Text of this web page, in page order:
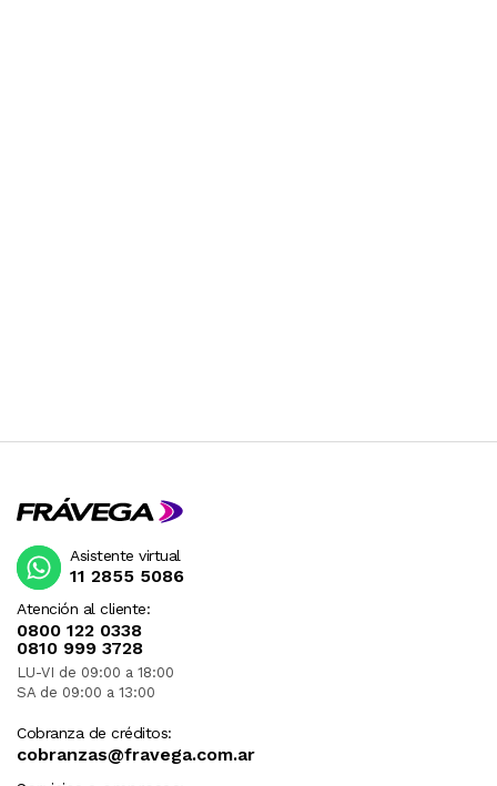
Atención al cliente:
0800 122 0338
0810 999 3728
LU-VI de 09:00 a 18:00
SA de 09:00 a 13:00
Cobranza de créditos:
cobranzas@fravega.com.ar
Asistente virtual
11 2855 5086